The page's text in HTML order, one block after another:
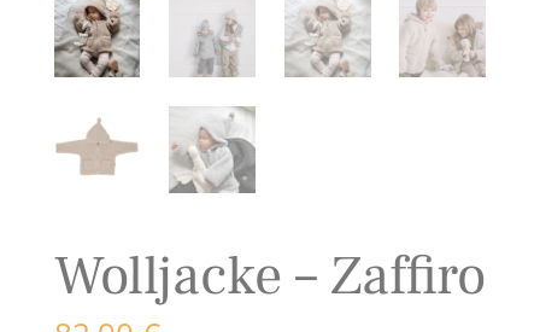
Wolljacke – Zaffiro